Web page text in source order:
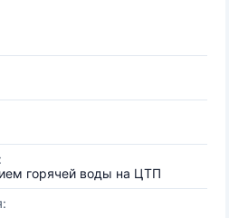
горячей воды на ЦТП